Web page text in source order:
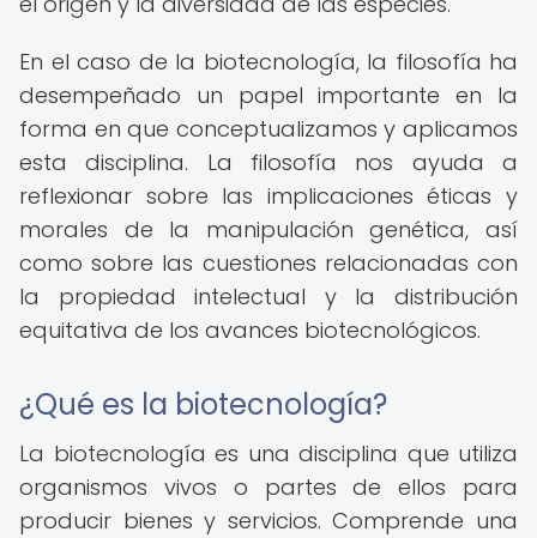
En el caso de la biotecnología, la filosofía ha
desempeñado un papel importante en la
forma en que conceptualizamos y aplicamos
esta disciplina. La filosofía nos ayuda a
reflexionar sobre las implicaciones éticas y
morales de la manipulación genética, así
como sobre las cuestiones relacionadas con
la propiedad intelectual y la distribución
equitativa de los avances biotecnológicos.
¿Qué es la biotecnología?
La biotecnología es una disciplina que utiliza
organismos vivos o partes de ellos para
producir bienes y servicios. Comprende una